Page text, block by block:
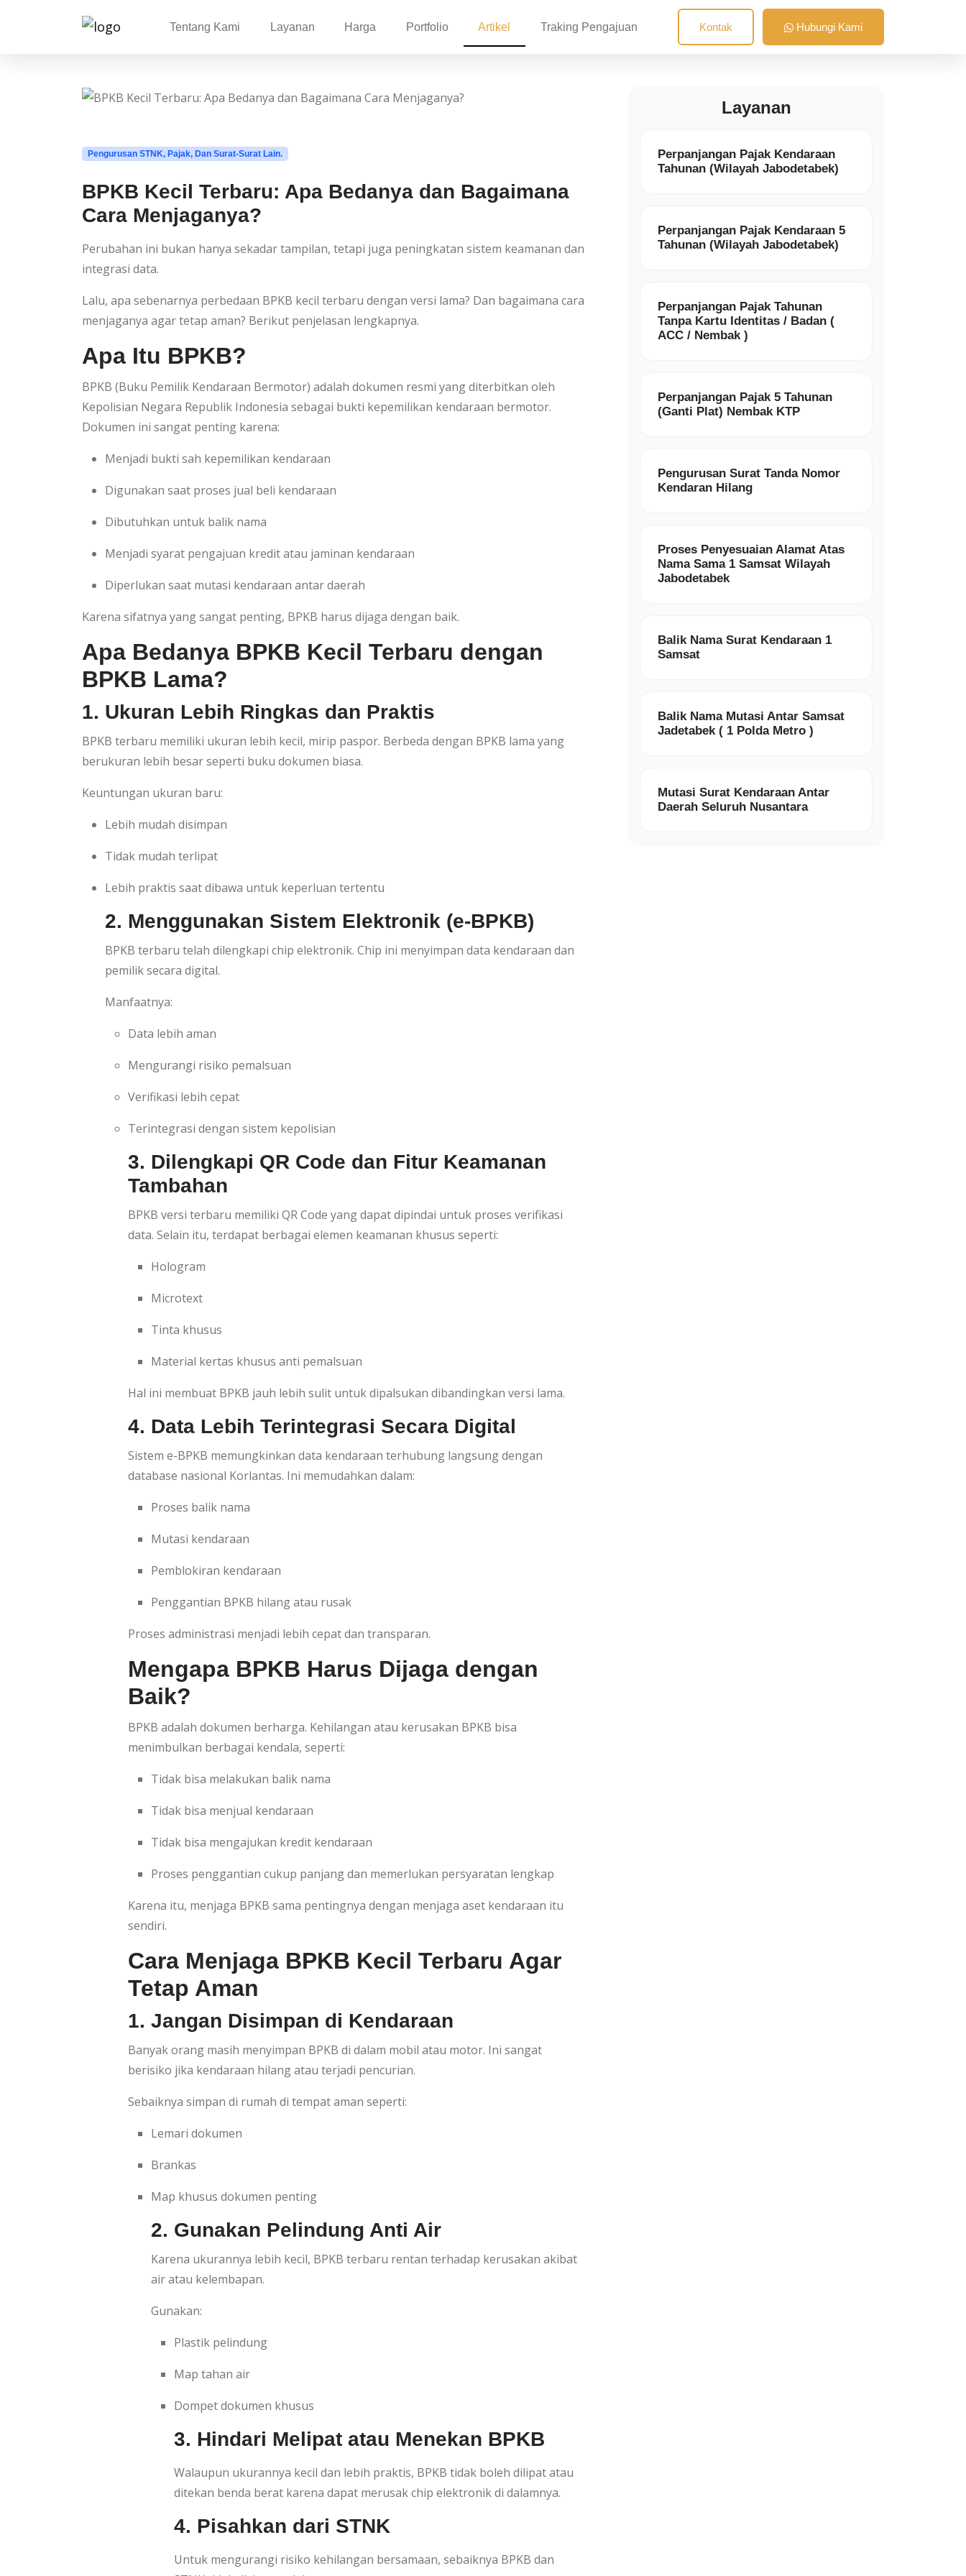
Tentang Kami Layanan Harga Portfolio Artikel Traking Pengajuan Kontak Hubungi Kami
Pengurusan STNK, Pajak, Dan Surat-Surat Lain.
BPKB Kecil Terbaru: Apa Bedanya dan Bagaimana
Cara Menjaganya?
Perubahan ini bukan hanya sekadar tampilan, tetapi juga peningkatan sistem keamanan dan
integrasi data.
Lalu, apa sebenarnya perbedaan BPKB kecil terbaru dengan versi lama? Dan bagaimana cara
menjaganya agar tetap aman? Berikut penjelasan lengkapnya.
Apa Itu BPKB?
BPKB (Buku Pemilik Kendaraan Bermotor) adalah dokumen resmi yang diterbitkan oleh
Kepolisian Negara Republik Indonesia sebagai bukti kepemilikan kendaraan bermotor.
Dokumen ini sangat penting karena:
Menjadi bukti sah kepemilikan kendaraan
Digunakan saat proses jual beli kendaraan
Dibutuhkan untuk balik nama
Menjadi syarat pengajuan kredit atau jaminan kendaraan
Diperlukan saat mutasi kendaraan antar daerah
Karena sifatnya yang sangat penting, BPKB harus dijaga dengan baik.
Apa Bedanya BPKB Kecil Terbaru dengan
BPKB Lama?
1. Ukuran Lebih Ringkas dan Praktis
BPKB terbaru memiliki ukuran lebih kecil, mirip paspor. Berbeda dengan BPKB lama yang
berukuran lebih besar seperti buku dokumen biasa.
Keuntungan ukuran baru:
Lebih mudah disimpan
Tidak mudah terlipat
Lebih praktis saat dibawa untuk keperluan tertentu
2. Menggunakan Sistem Elektronik (e-BPKB)
BPKB terbaru telah dilengkapi chip elektronik. Chip ini menyimpan data kendaraan dan
pemilik secara digital.
Manfaatnya:
Data lebih aman
Mengurangi risiko pemalsuan
Verifikasi lebih cepat
Terintegrasi dengan sistem kepolisian
3. Dilengkapi QR Code dan Fitur Keamanan
Tambahan
BPKB versi terbaru memiliki QR Code yang dapat dipindai untuk proses verifikasi
data. Selain itu, terdapat berbagai elemen keamanan khusus seperti:
Hologram
Microtext
Tinta khusus
Material kertas khusus anti pemalsuan
Hal ini membuat BPKB jauh lebih sulit untuk dipalsukan dibandingkan versi lama.
4. Data Lebih Terintegrasi Secara Digital
Sistem e-BPKB memungkinkan data kendaraan terhubung langsung dengan
database nasional Korlantas. Ini memudahkan dalam:
Proses balik nama
Mutasi kendaraan
Pemblokiran kendaraan
Penggantian BPKB hilang atau rusak
Proses administrasi menjadi lebih cepat dan transparan.
Mengapa BPKB Harus Dijaga dengan
Baik?
BPKB adalah dokumen berharga. Kehilangan atau kerusakan BPKB bisa
menimbulkan berbagai kendala, seperti:
Tidak bisa melakukan balik nama
Tidak bisa menjual kendaraan
Tidak bisa mengajukan kredit kendaraan
Proses penggantian cukup panjang dan memerlukan persyaratan lengkap
Karena itu, menjaga BPKB sama pentingnya dengan menjaga aset kendaraan itu
sendiri.
Cara Menjaga BPKB Kecil Terbaru Agar
Tetap Aman
1. Jangan Disimpan di Kendaraan
Banyak orang masih menyimpan BPKB di dalam mobil atau motor. Ini sangat
berisiko jika kendaraan hilang atau terjadi pencurian.
Sebaiknya simpan di rumah di tempat aman seperti:
Lemari dokumen
Brankas
Map khusus dokumen penting
2. Gunakan Pelindung Anti Air
Karena ukurannya lebih kecil, BPKB terbaru rentan terhadap kerusakan akibat
air atau kelembapan.
Gunakan:
Plastik pelindung
Map tahan air
Dompet dokumen khusus
3. Hindari Melipat atau Menekan BPKB
Walaupun ukurannya kecil dan lebih praktis, BPKB tidak boleh dilipat atau
ditekan benda berat karena dapat merusak chip elektronik di dalamnya.
4. Pisahkan dari STNK
Untuk mengurangi risiko kehilangan bersamaan, sebaiknya BPKB dan
Layanan
Perpanjangan Pajak Kendaraan
Tahunan (Wilayah Jabodetabek)
Perpanjangan Pajak Kendaraan 5
Tahunan (Wilayah Jabodetabek)
Perpanjangan Pajak Tahunan
Tanpa Kartu Identitas / Badan (
ACC / Nembak )
Perpanjangan Pajak 5 Tahunan
(Ganti Plat) Nembak KTP
Pengurusan Surat Tanda Nomor
Kendaran Hilang
Proses Penyesuaian Alamat Atas
Nama Sama 1 Samsat Wilayah
Jabodetabek
Balik Nama Surat Kendaraan 1
Samsat
Balik Nama Mutasi Antar Samsat
Jadetabek ( 1 Polda Metro )
Mutasi Surat Kendaraan Antar
Daerah Seluruh Nusantara